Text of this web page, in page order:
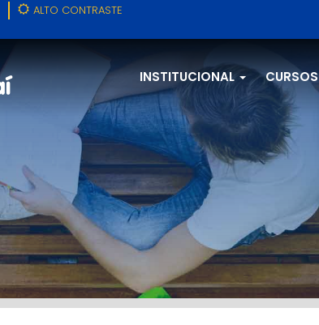
ALTO CONTRASTE
INSTITUCIONAL CURSOS